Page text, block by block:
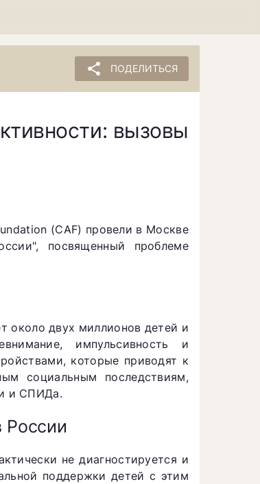
share ПОДЕЛИТЬСЯ
вызовы
(CAF) провели в Москве
посвященный проблеме
около двух миллионов детей и
импульсивность и
которые приводят к
социальным последствиям,
и СПИДа.
России
не диагностируется и
поддержки детей с этим